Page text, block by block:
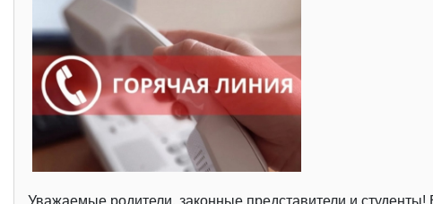
Уважаемые родители, законные представители и